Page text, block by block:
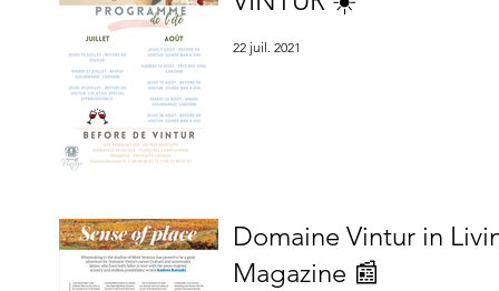
22 juil. 2021
Domaine Vintur in
Magazine 📰